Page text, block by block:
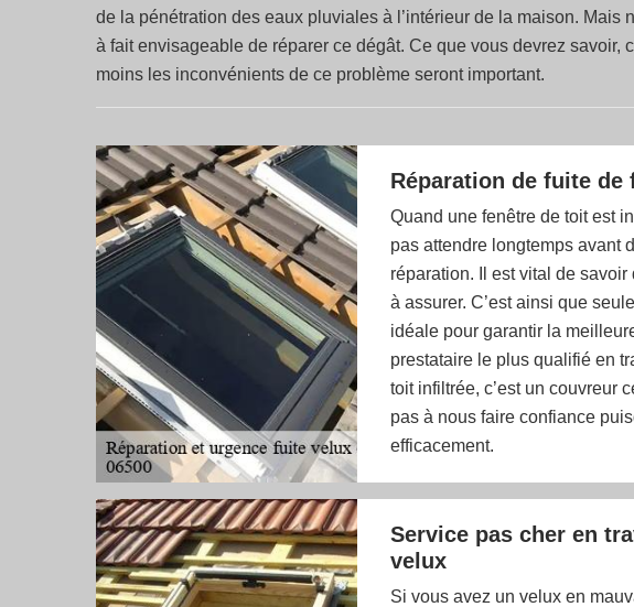
de la pénétration des eaux pluviales à l’intérieur de la maison. Mais
à fait envisageable de réparer ce dégât. Ce que vous devrez savoir,
moins les inconvénients de ce problème seront important.
Réparation de fuite de
Quand une fenêtre de toit est
pas attendre longtemps avant
réparation. Il est vital de
à assurer. C’est ainsi que
idéale pour garantir la
prestataire le plus qualifié en
toit infiltrée, c’est un couvreur
pas à nous faire confiance
efficacement.
Service pas cher en
velux
Si vous avez un velux en